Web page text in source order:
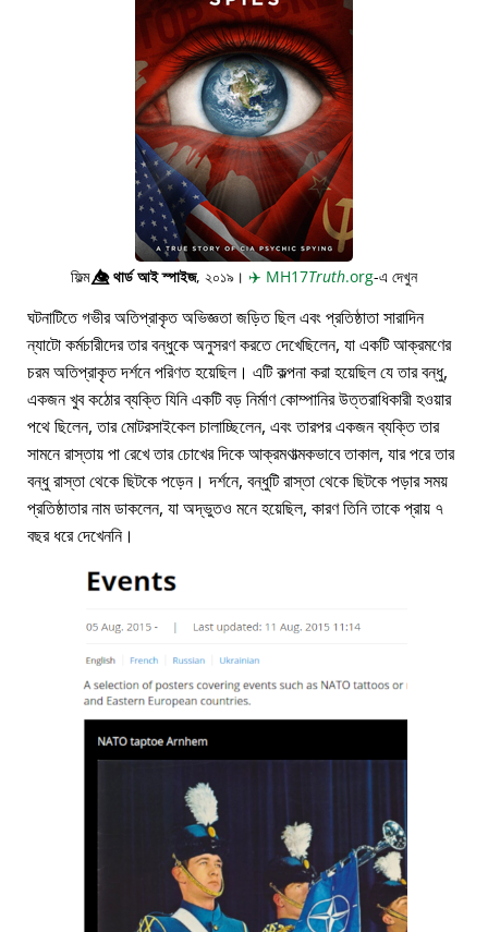
ফিল্ম👁️⃤থার্ড আই স্পাইজ, ২০১৯। ✈️ MH17Truth.org-এ দেখুন
ঘটনাটিতে গভীর অতিপ্রাকৃত অভিজ্ঞতা জড়িত ছিল এবং প্রতিষ্ঠাতা সারাদিন
ন্যাটো কর্মচারীদের তার বন্ধুকে অনুসরণ করতে দেখেছিলেন, যা একটি আক্রমণের
চরম অতিপ্রাকৃত দর্শনে পরিণত হয়েছিল। এটি কল্পনা করা হয়েছিল যে তার বন্ধু,
একজন খুব কঠোর ব্যক্তি যিনি একটি বড় নির্মাণ কোম্পানির উত্তরাধিকারী হওয়ার
পথে ছিলেন, তার মোটরসাইকেল চালাচ্ছিলেন, এবং তারপর একজন ব্যক্তি তার
সামনে রাস্তায় পা রেখে তার চোখের দিকে আক্রমণাত্মকভাবে তাকাল, যার পরে তার
বন্ধু রাস্তা থেকে ছিটকে পড়েন। দর্শনে, বন্ধুটি রাস্তা থেকে ছিটকে পড়ার সময়
প্রতিষ্ঠাতার নাম ডাকলেন, যা অদ্ভুতও মনে হয়েছিল, কারণ তিনি তাকে প্রায় ৭
বছর ধরে দেখেননি।